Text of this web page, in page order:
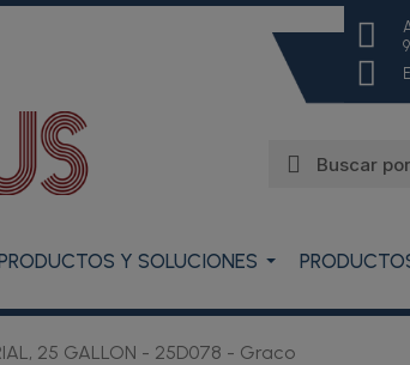
Y SOLUCIONES
25 GALLON - 25D078 - Graco